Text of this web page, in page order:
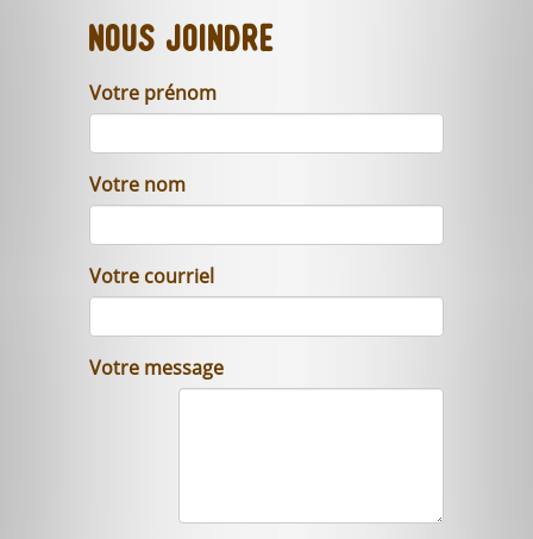
Nous joindre
Votre prénom
Votre nom
Votre courriel
Votre message